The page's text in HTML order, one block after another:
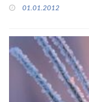
01.01.2012